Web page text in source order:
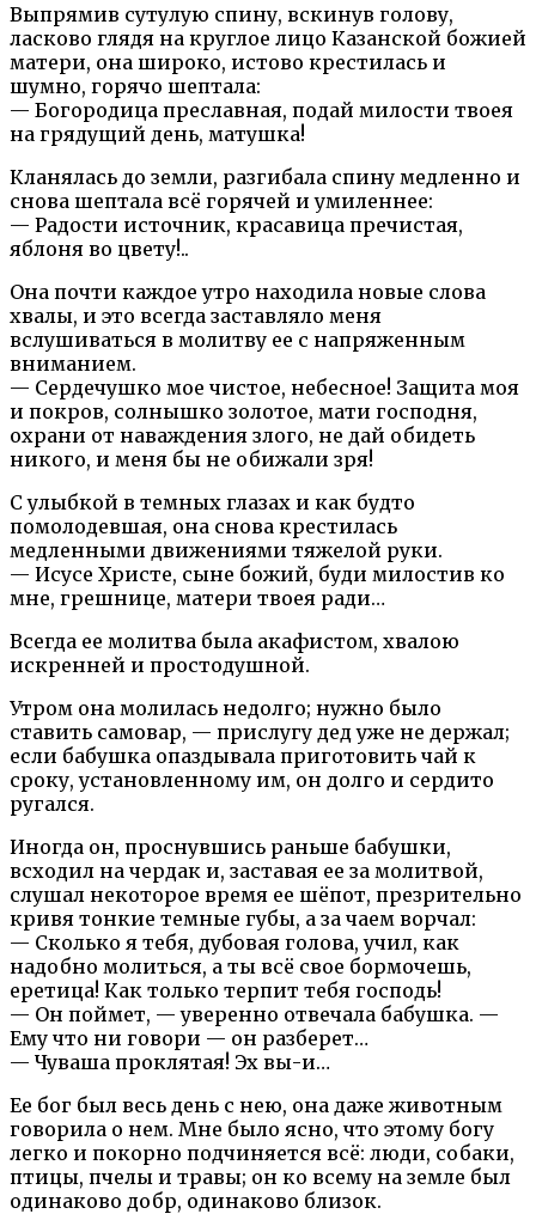
Выпрямив сутулую спину, вскинув голову,
ласково глядя на круглое лицо Казанской божией
матери, она широко, истово крестилась и
шумно, горячо шептала:
— Богородица преславная, подай милости твоея
на грядущий день, матушка!
Кланялась до земли, разгибала спину медленно и
снова шептала всё горячей и умиленнее:
— Радости источник, красавица пречистая,
яблоня во цвету!..
Она почти каждое утро находила новые слова
хвалы, и это всегда заставляло меня
вслушиваться в молитву ее с напряженным
вниманием.
— Сердечушко мое чистое, небесное! Защита моя
и покров, солнышко золотое, мати господня,
охрани от наваждения злого, не дай обидеть
никого, и меня бы не обижали зря!
С улыбкой в темных глазах и как будто
помолодевшая, она снова крестилась
медленными движениями тяжелой руки.
— Исусе Христе, сыне божий, буди милостив ко
мне, грешнице, матери твоея ради…
Всегда ее молитва была акафистом, хвалою
искренней и простодушной.
Утром она молилась недолго; нужно было
ставить самовар, — прислугу дед уже не держал;
если бабушка опаздывала приготовить чай к
сроку, установленному им, он долго и сердито
ругался.
Иногда он, проснувшись раньше бабушки,
всходил на чердак и, заставая ее за молитвой,
слушал некоторое время ее шёпот, презрительно
кривя тонкие темные губы, а за чаем ворчал:
— Сколько я тебя, дубовая голова, учил, как
надобно молиться, а ты всё свое бормочешь,
еретица! Как только терпит тебя господь!
— Он поймет, — уверенно отвечала бабушка. —
Ему что ни говори — он разберет…
— Чуваша проклятая! Эх вы-и…
Ее бог был весь день с нею, она даже животным
говорила о нем. Мне было ясно, что этому богу
легко и покорно подчиняется всё: люди, собаки,
птицы, пчелы и травы; он ко всему на земле был
одинаково добр, одинаково близок.